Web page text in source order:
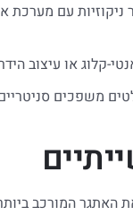
ניקוזיות עם
קלוג או עיצוב
משפכים
האתגר המורכב